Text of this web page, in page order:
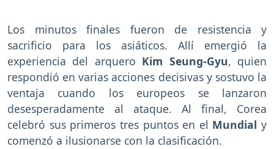
Los minutos finales fueron de resistencia y
sacrificio para los asiáticos. Allí emergió la
experiencia del arquero Kim Seung-Gyu, quien
respondió en varias acciones decisivas y sostuvo la
ventaja cuando los europeos se lanzaron
desesperadamente al ataque. Al final, Corea
celebró sus primeros tres puntos en el Mundial y
comenzó a ilusionarse con la clasificación.